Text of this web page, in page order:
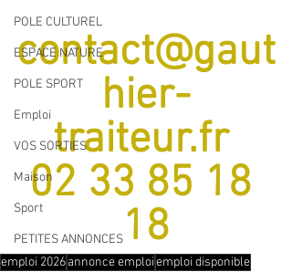
POLE CULTUREL
ESPACE NATURE
POLE SPORT
Emploi
VOS SORTIES
Maison
Sport
PETITES ANNONCES
contact@gaut
hier-
traiteur.fr
02 33 85 18
18
emploi 2026annonce emploiemploi disponible